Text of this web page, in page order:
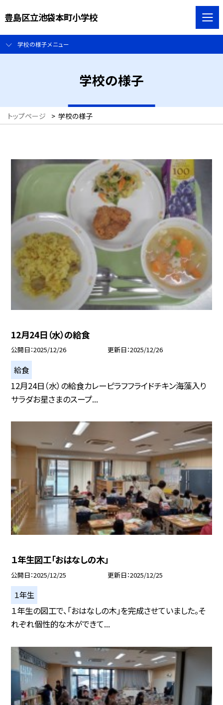
豊島区立池袋本町小学校
学校の様子メニュー
学校の様子
トップページ > 学校の様子
12月24日（水）の給食
公開日 2025/12/26 更新日 2025/12/26
給食
12月24日（水）の給食カレーピラフフライドチキン海藻入り
サラダお星さまのスープ...
１年生図工「おはなしの木」
公開日 2025/12/25 更新日 2025/12/25
１年生
１年生の図工で、「おはなしの木」を完成させていました。そ
れぞれ個性的な木ができて...